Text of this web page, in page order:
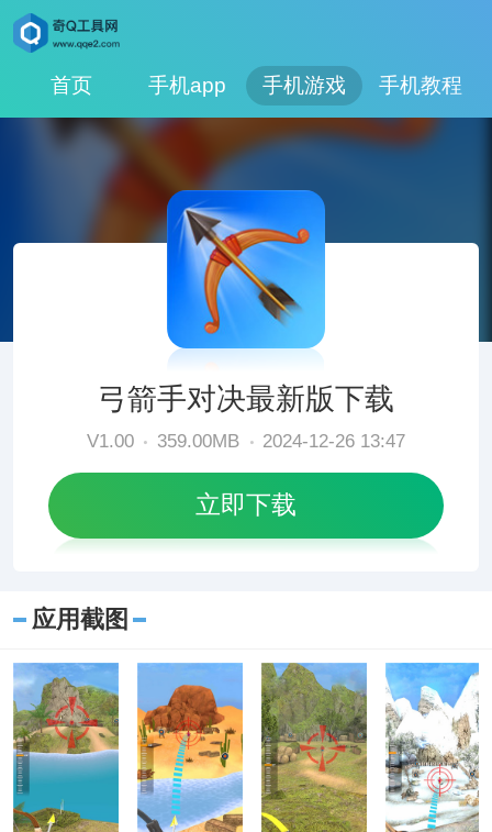
首页 手机app 手机游戏 手机教程
弓箭手对决最新版下载
V1.00 359.00MB 2024-12-26 13:47
立即下载
应用截图